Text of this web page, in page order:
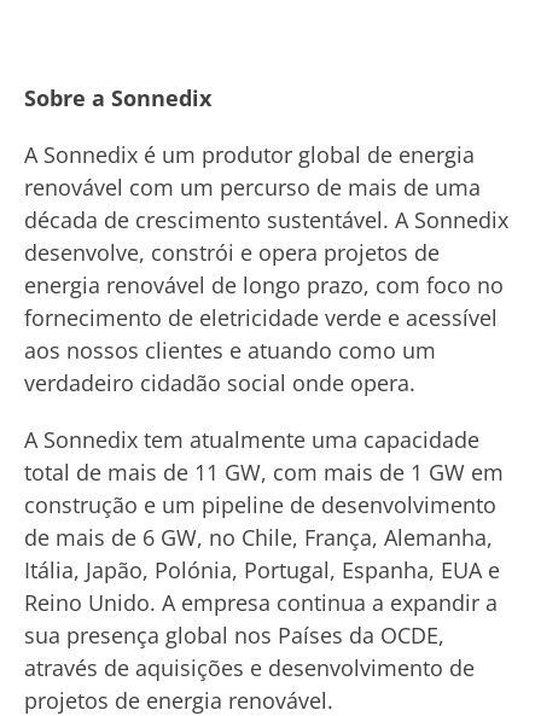
Sobre a Sonnedix
A Sonnedix é um produtor global de energia
renovável com um percurso de mais de uma
década de crescimento sustentável. A Sonnedix
desenvolve, constrói e opera projetos de
energia renovável de longo prazo, com foco no
fornecimento de eletricidade verde e acessível
aos nossos clientes e atuando como um
verdadeiro cidadão social onde opera.
A Sonnedix tem atualmente uma capacidade
total de mais de 11 GW, com mais de 1 GW em
construção e um pipeline de desenvolvimento
de mais de 6 GW, no Chile, França, Alemanha,
Itália, Japão, Polónia, Portugal, Espanha, EUA e
Reino Unido. A empresa continua a expandir a
sua presença global nos Países da OCDE,
através de aquisições e desenvolvimento de
projetos de energia renovável.